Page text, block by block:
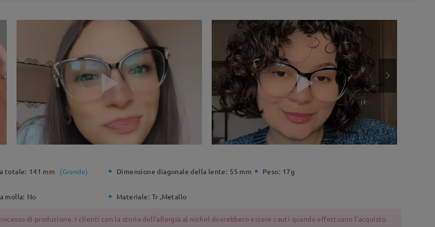
totale: 141 mm (Grande) Dimensione diagonale della lente: 55 mm Peso: 17g
molla: No Materiale: Tr ,Metallo
di produzione. I clienti con la storia dell'allergia al nichel dovrebbero essere cauti quando effettuano l'acquisto.